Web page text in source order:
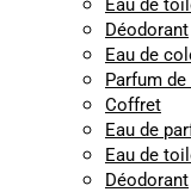
Déodorant
Eau de
Parfum
Coffret
Eau de
Eau de
Déodorant